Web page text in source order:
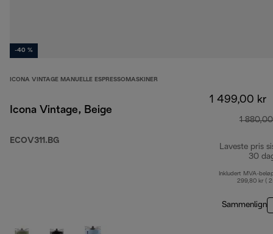
-40 %
ICONA VINTAGE MANUELLE ESPRESSOMASKINER
Icona Vintage, Beige
ECOV311.BG
1 499,00 kr
1
Laveste pris
30
Inkludert MVA-
299,80 kr (
Sammenlign